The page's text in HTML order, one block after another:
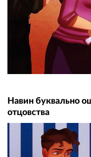
Навин буквально
отцовства